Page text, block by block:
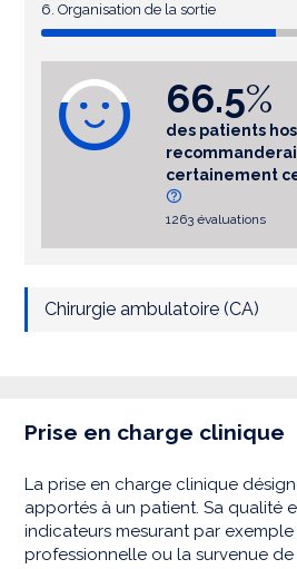
6. Organisation de la sortie
66.5%
des patients
certainement
1263 évaluations
Chirurgie ambulatoire (CA)
Prise en charge clinique
La prise en charge clinique
apportés à un patient. Sa qualité
indicateurs mesurant par
professionnelle ou la survenue